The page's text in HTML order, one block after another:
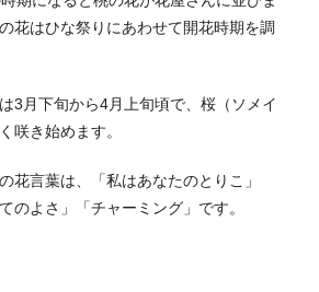
花はひな祭りにあわせて開花時期を調
3月下旬から4月上旬頃で、桜（ソメイ
咲き始めます。
花言葉は、「私はあなたのとりこ」
のよさ」「チャーミング」です。